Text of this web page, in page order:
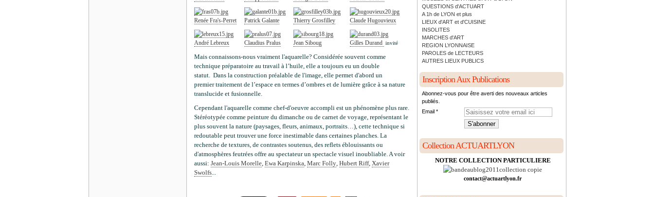
Renée Fra's-Perret Patrick Galante Thierry Grosfilley Claude Hugouvieux
André Lebreux Claudius Pralus Jean Siboug Gilles Durand invité
Mais connaissons-nous vraiment l'aquarelle? Considérée souvent comme
technique préparatoire au travail à l’huile, elle a toujours eu un double
statut. Dans la construction préalable de l'image, elle permet d'abord un
premier traitement de l’espace en termes d’ombres et de lumière grâce à sa nature
translucide et fusionnelle.
Cependant l'aquarelle comme chef-d'oeuvre accompli est un phénomène plus rare.
Stéréotypée comme peinture du dimanche ou de carnet de voyage, représentant le
plus souvent la nature (paysages, fleurs, animaux, portraits…), cette technique si
redoutable peut trouver une force inestimable dans certaines planches. La
recherche de textures, de contrastes soutenus, des reflets éblouissants ou
d'atmosphères feutrées offre au spectateur un spectacle visuel inoubliable. A voir
aussi: Jean-Louis Morelle, Ewa Karpinska, Marc Folly, Hubert Riff, Xavier
Swolfs...
QUESTIONS d'ACTUART
A 1h de LYON et plus
LIEUX d'ART et d'CUISINE
INSOLITES
MARCHES d'ART
REGION LYONNAISE
PAROLES de LECTEURS
AUTRES LIEUX PUBLICS
Inscription Aux Publications
Abonnez-vous pour être averti des nouveaux articles
publiés.
Email
Collection ACTUARTLYON
NOTRE COLLECTION PARTICULIERE
contact@actuartlyon.fr